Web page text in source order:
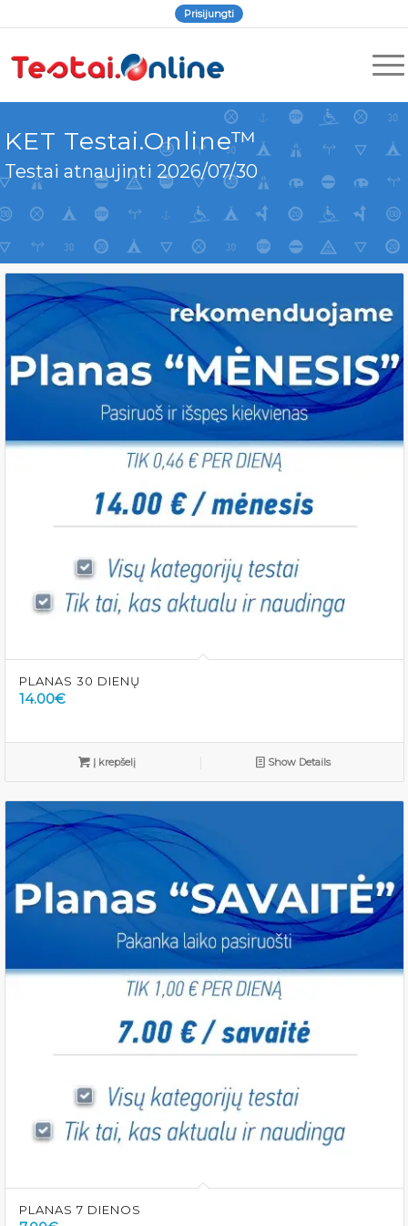
Prisijungti
KET Testai.Online™
Testai atnaujinti 2026/07/30
PLANAS 30 DIENŲ
14.00€
Į krepšelį Show Details
PLANAS 7 DIENOS